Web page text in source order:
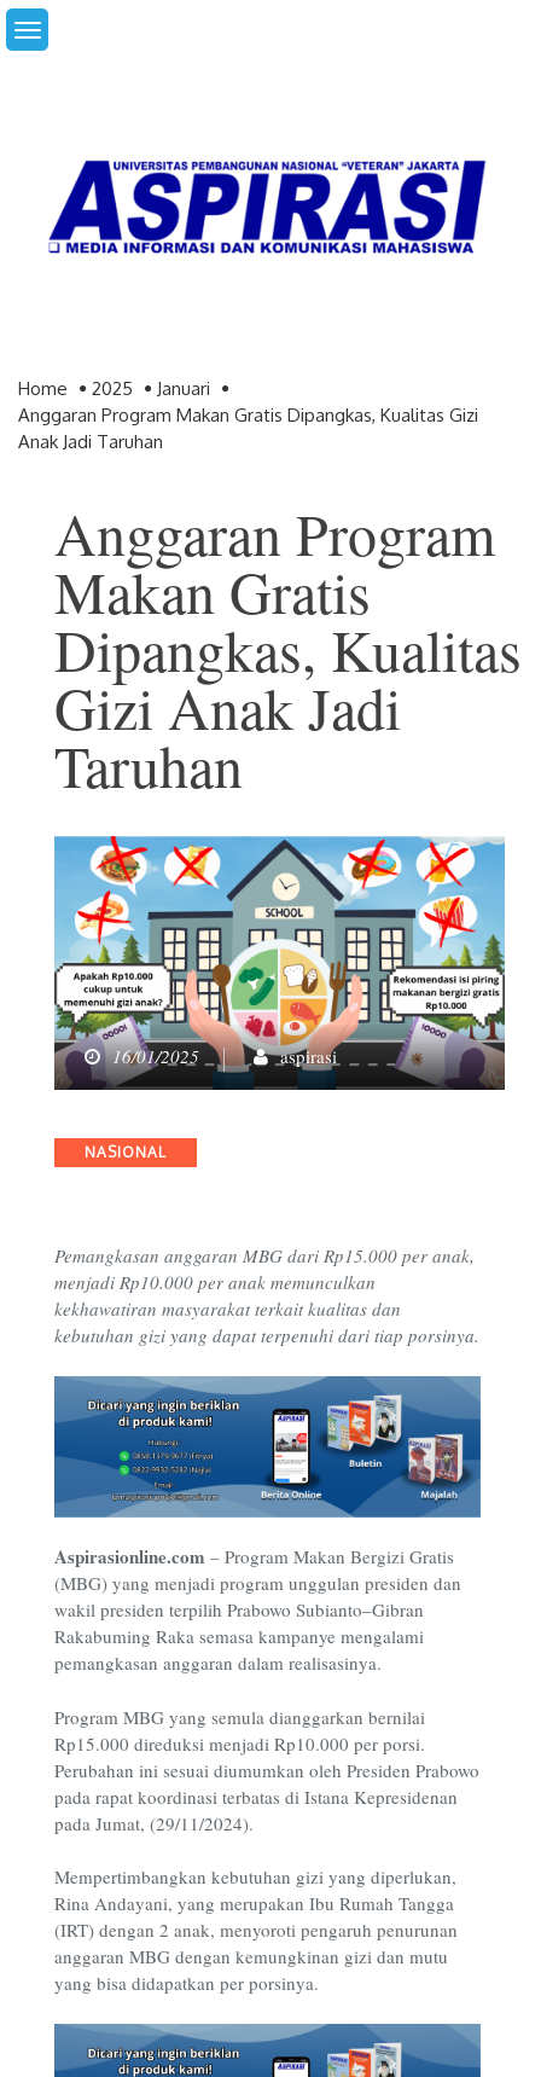
Skip
to
Home 2025
Januari
Anggaran Program Makan Gratis Dipangkas, Kualitas Gizi
Anak Jadi Taruhan
Anggaran Program
Makan Gratis
Dipangkas, Kualitas
Gizi Anak Jadi
Taruhan
16/01/2025 aspirasi
Categories
NASIONAL
Pemangkasan anggaran MBG dari Rp15.000 per anak,
menjadi Rp10.000 per anak memunculkan
kekhawatiran masyarakat terkait kualitas dan
kebutuhan gizi yang dapat terpenuhi dari tiap porsinya.
Aspirasionline.com – Program Makan Bergizi Gratis
(MBG) yang menjadi program unggulan presiden dan
wakil presiden terpilih Prabowo Subianto–Gibran
Rakabuming Raka semasa kampanye mengalami
pemangkasan anggaran dalam realisasinya.
Program MBG yang semula dianggarkan bernilai
Rp15.000 direduksi menjadi Rp10.000 per porsi.
Perubahan ini sesuai diumumkan oleh Presiden Prabowo
pada rapat koordinasi terbatas di Istana Kepresidenan
pada Jumat, (29/11/2024).
Mempertimbangkan kebutuhan gizi yang diperlukan,
Rina Andayani, yang merupakan Ibu Rumah Tangga
(IRT) dengan 2 anak, menyoroti pengaruh penurunan
anggaran MBG dengan kemungkinan gizi dan mutu
yang bisa didapatkan per porsinya.